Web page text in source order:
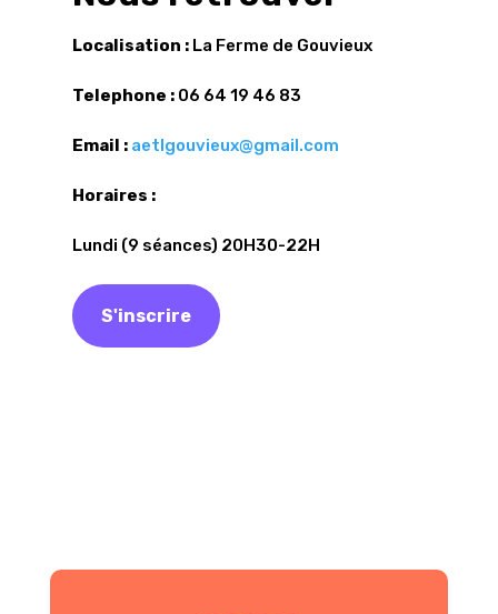
Localisation :La Ferme de Gouvieux
Telephone :06 64 19 46 83
Email : aetlgouvieux@gmail.com
Horaires :
Lundi (9 séances) 20H30-22H
S'inscrire